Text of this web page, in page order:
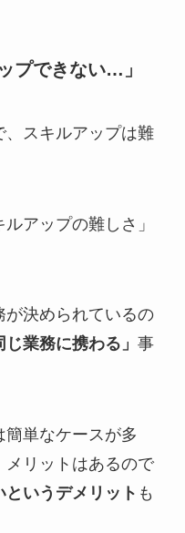
プできない…」
スキルアップは難
アップの難しさ」
決められているの
じ業務に携わる」 事
簡単なケースが多
メリットはあるので
いうデメリット も